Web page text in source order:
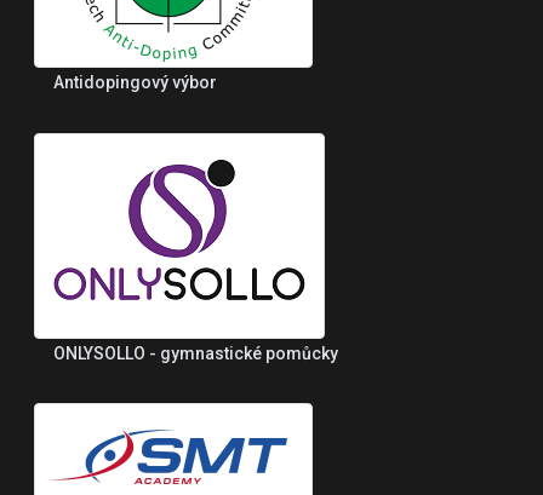
Antidopingový výbor
ONLYSOLLO - gymnastické pomůcky